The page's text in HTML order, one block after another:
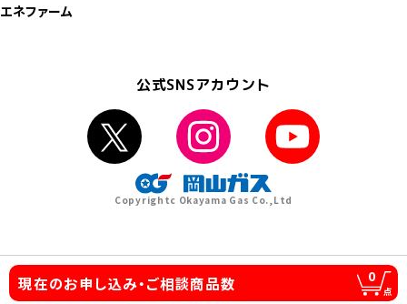
現在のお申し込み・ご相談商品数 0
エネファーム
公式SNSアカウント
Copyrightc Okayama Gas Co.,Ltd